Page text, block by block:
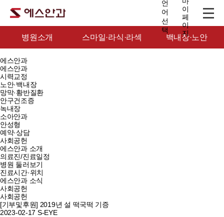
병원소개 스마일·라식·라섹 백내장·노안
에스안과
에스안과
시력교정
노안·백내장
망막·황반질환
안구건조증
녹내장
소아안과
안성형
예약·상담
사회공헌
에스안과 소개
의료진/진료일정
병원 둘러보기
진료시간·위치
에스안과 소식
사회공헌
사회공헌
[기부및후원] 2019년 설 떡국떡 기증
2023-02-17 S-EYE